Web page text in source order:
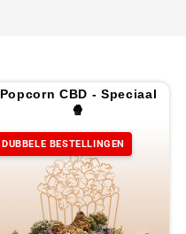
Popcorn CBD - Speciaal
🍿
DUBBELE BESTELLINGEN